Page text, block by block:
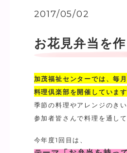
2017/05/02
お花見弁当を
加茂福祉センターでは、毎
料理倶楽部を開催していま
季節の料理やアレンジのき
参加者皆さんで料理を通し
今年度1回目は、